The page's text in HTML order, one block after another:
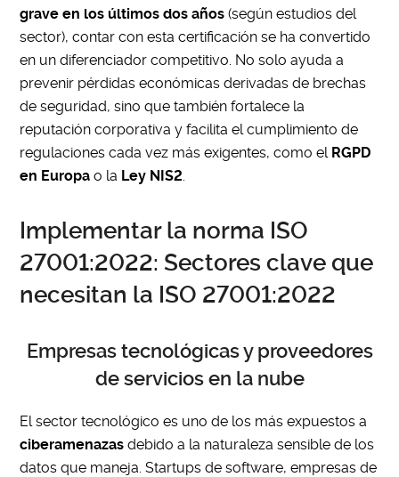
grave en los últimos dos años (según estudios del
sector), contar con esta certificación se ha convertido
en un diferenciador competitivo. No solo ayuda a
prevenir pérdidas económicas derivadas de brechas
de seguridad, sino que también fortalece la
reputación corporativa y facilita el cumplimiento de
regulaciones cada vez más exigentes, como el RGPD
en Europa o la Ley NIS2
Implementar la norma ISO
27001:2022: Sectores clave que
necesitan la ISO 27001:2022
Empresas tecnológicas y proveedores
de servicios en la nube
El sector tecnológico es uno de los más expuestos a
ciberamenazas debido a la naturaleza sensible de los
datos que maneja. Startups de software, empresas de